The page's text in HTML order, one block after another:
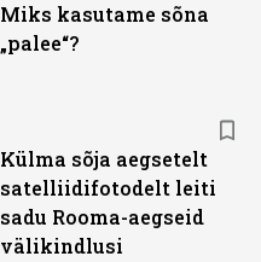
Miks kasutame sõna
„palee“?
Külma sõja aegsetelt
satelliidifotodelt leiti
sadu Rooma-aegseid
välikindlusi